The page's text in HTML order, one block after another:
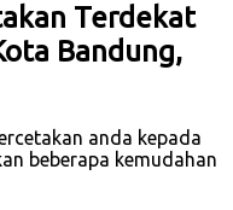
Terdekat
Bandung,
anda kepada
beberapa kemudahan